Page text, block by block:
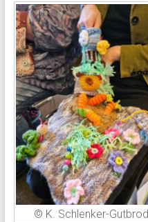
© K. Schlenker-Gutbrod